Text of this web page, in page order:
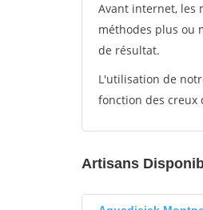
Avant internet, les
méthodes plus ou
de résultat.
L'utilisation de
fonction des creux
Artisans